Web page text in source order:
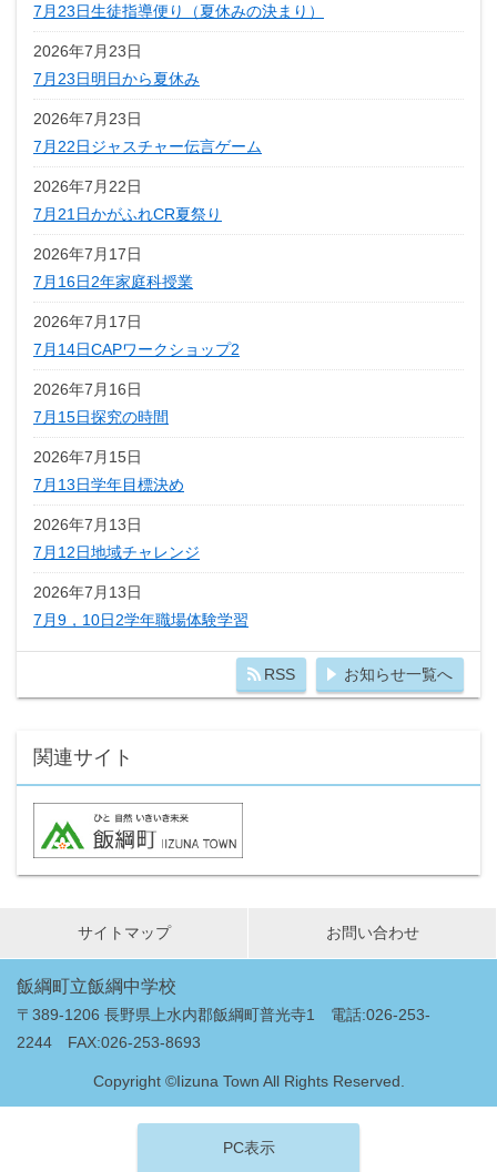
7月23日生徒指導便り（夏休みの決まり）
2026年7月23日
7月23日明日から夏休み
2026年7月23日
7月22日ジャスチャー伝言ゲーム
2026年7月22日
7月21日かがふれCR夏祭り
2026年7月17日
7月16日2年家庭科授業
2026年7月17日
7月14日CAPワークショップ2
2026年7月16日
7月15日探究の時間
2026年7月15日
7月13日学年目標決め
2026年7月13日
7月12日地域チャレンジ
2026年7月13日
7月9，10日2学年職場体験学習
RSS お知らせ一覧へ
関連サイト
サイトマップ お問い合わせ
飯綱町立飯綱中学校
〒389-1206 長野県上水内郡飯綱町普光寺1 電話:026-253-
2244 FAX:026-253-8693
Copyright ©Iizuna Town All Rights Reserved.
PC表示